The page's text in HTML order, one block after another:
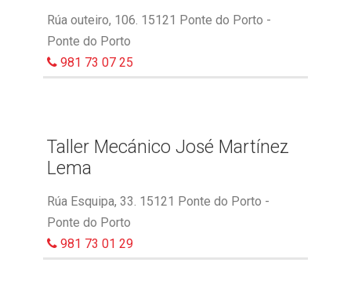
Rúa outeiro, 106. 15121 Ponte do Porto -
Ponte do Porto
981 73 07 25
Taller Mecánico José Martínez
Lema
Rúa Esquipa, 33. 15121 Ponte do Porto -
Ponte do Porto
981 73 01 29